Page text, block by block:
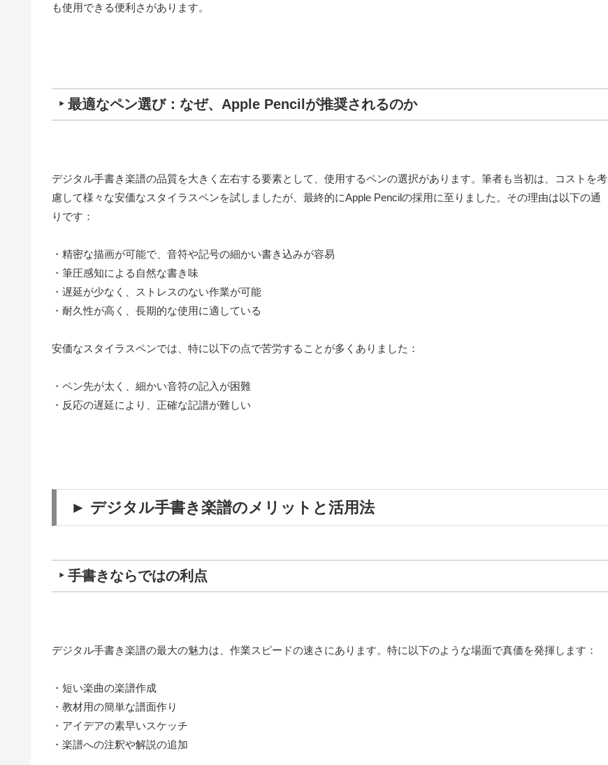
も使用できる便利さがあります。
‣ 最適なペン選び：なぜ、Apple Pencilが推奨されるのか
デジタル手書き楽譜の品質を大きく左右する要素として、使用するペンの選択があります。筆者も当初は、コストを考
慮して様々な安価なスタイラスペンを試しましたが、最終的にApple Pencilの採用に至りました。その理由は以下の通
りです：
・精密な描画が可能で、音符や記号の細かい書き込みが容易
・筆圧感知による自然な書き味
・遅延が少なく、ストレスのない作業が可能
・耐久性が高く、長期的な使用に適している
安価なスタイラスペンでは、特に以下の点で苦労することが多くありました：
・ペン先が太く、細かい音符の記入が困難
・反応の遅延により、正確な記譜が難しい
► デジタル手書き楽譜のメリットと活用法
‣ 手書きならではの利点
デジタル手書き楽譜の最大の魅力は、作業スピードの速さにあります。特に以下のような場面で真価を発揮します：
・短い楽曲の楽譜作成
・教材用の簡単な譜面作り
・アイデアの素早いスケッチ
・楽譜への注釈や解説の追加